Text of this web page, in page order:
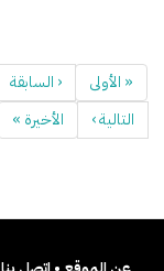
« الأولى ‹ السابقة
التالية ›
الأخيرة »